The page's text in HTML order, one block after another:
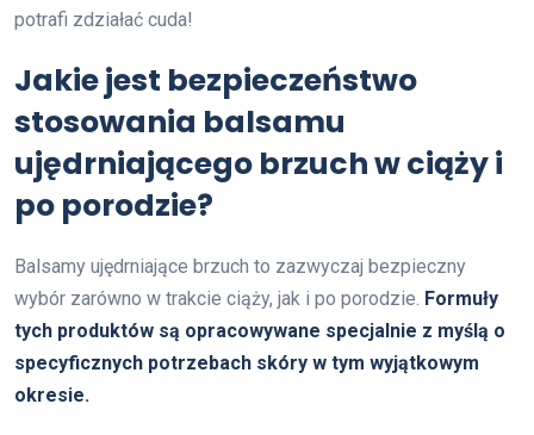
potrafi zdziałać cuda!
Jakie jest bezpieczeństwo
stosowania balsamu
ujędrniającego brzuch w ciąży i
po porodzie?
Balsamy ujędrniające brzuch to zazwyczaj bezpieczny
wybór zarówno w trakcie ciąży, jak i po porodzie. Formuły
tych produktów są opracowywane specjalnie z myślą o
specyficznych potrzebach skóry w tym wyjątkowym
okresie.